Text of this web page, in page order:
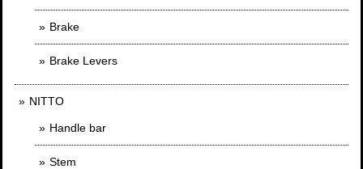
Brake
Brake Levers
NITTO
Handle bar
Stem